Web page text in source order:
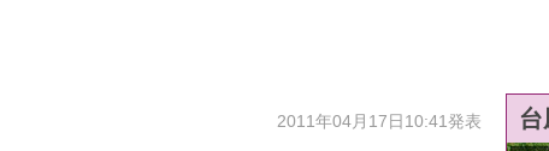
2011年04月17日10:41発表